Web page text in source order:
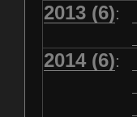
2013 (6):
2014 (6):